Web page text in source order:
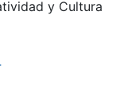
y Cultura